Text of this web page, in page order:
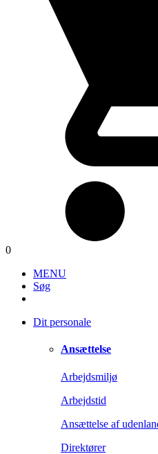
0
MENU
Søg
Dit personale
Ansættelse
Arbejdsmiljø
Arbejdstid
Ansættelse af
Direktører